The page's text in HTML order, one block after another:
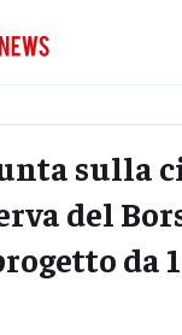
sulla
del
da